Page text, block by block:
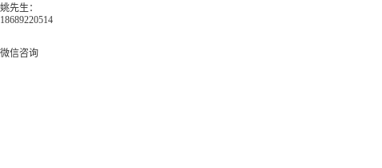
姚先生：
18689220514
微信咨询